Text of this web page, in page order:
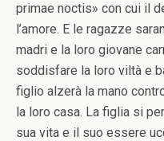
primae noctis» con cui il
l’amore. E le ragazze
madri e la loro giovane
soddisfare la loro viltà e
figlio alzerà la mano
la loro casa. La figlia si
sua vita e il suo essere